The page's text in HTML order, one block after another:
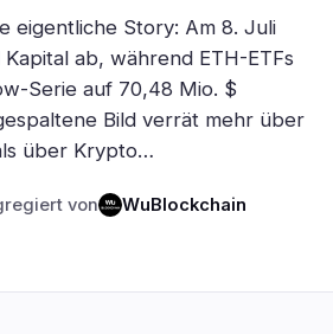
Ausgewählte Geschichten 0
Marktanalyse 12
ETFs
Makro 5
Stablecoins
eigentliche Story: Am 8. Juli
ab, während ETH-ETFs
Serie auf 70,48 Mio. $
Bild verrät mehr über
über Krypto…
von WuBlockchain